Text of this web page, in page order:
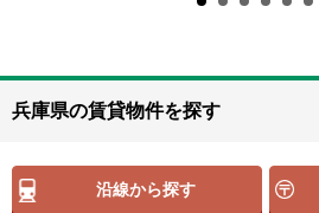
兵庫県の賃貸物件を探す
沿線から探す